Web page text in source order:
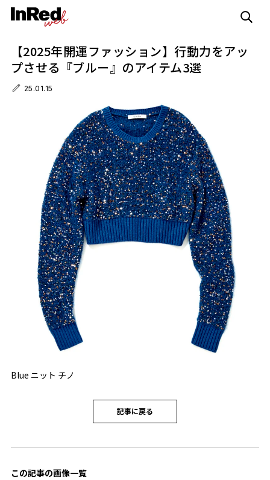
【2025年開運ファッション】行動力をアッ
プさせる『ブルー』のアイテム3選
25.01.15
Blue ニット チノ
記事に戻る
この記事の画像一覧